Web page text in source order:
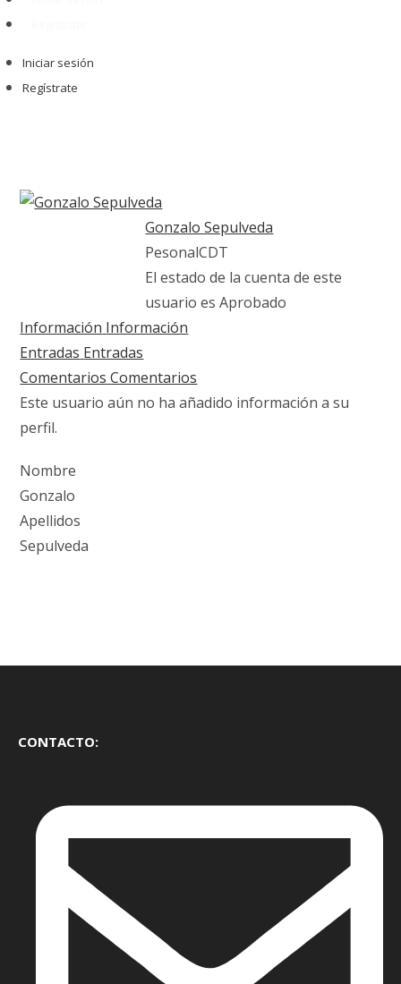
Iniciar sesión
Regístrate
Gonzalo Sepulveda
PesonalCDT
El estado de la cuenta de este
usuario es Aprobado
Información Información
Entradas Entradas
Comentarios Comentarios
Este usuario aún no ha añadido información a su
perfil.
Nombre
Gonzalo
Apellidos
Sepulveda
CONTACTO: